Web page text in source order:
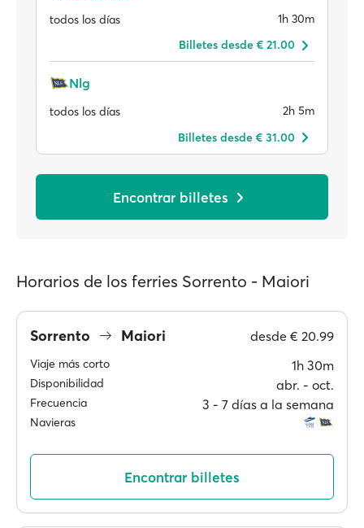
todos los días
1h 30m
Billetes desde € 21.00
Nlg
todos los días
2h 5m
Billetes desde € 31.00
Encontrar billetes
Horarios de los ferries Sorrento - Maiori
Sorrento Maiori desde € 20.99
Viaje más corto 1h 30m
Disponibilidad abr. ‐ oct.
Frecuencia 3 ‐ 7 días a la semana
Navieras
Encontrar billetes